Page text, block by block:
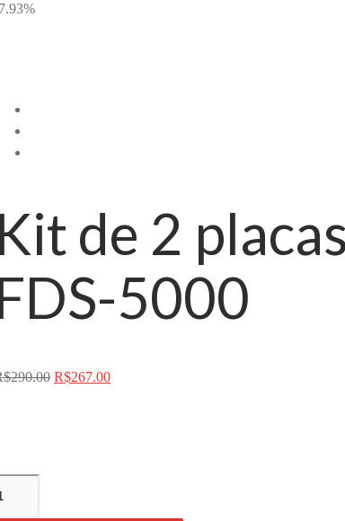
de 2
5000
290.00 O
R$267.00O